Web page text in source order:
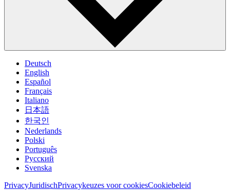
Deutsch
English
Español
Français
Italiano
日本語
한국인
Nederlands
Polski
Português
Pусский
Svenska
PrivacyJuridischPrivacykeuzes voor cookiesCookiebeleid